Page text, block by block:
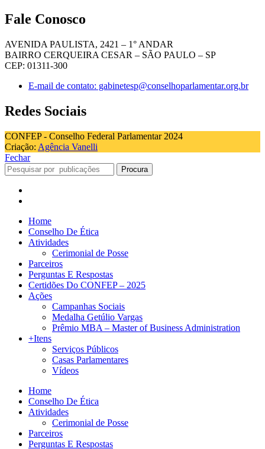
Fale Conosco
AVENIDA PAULISTA, 2421 – 1° ANDAR
BAIRRO CERQUEIRA CESAR – SÃO PAULO – SP
CEP: 01311-300
E-mail de contato: gabinetesp@conselhoparlamentar.org.br
Redes Sociais
CONFEP - Conselho Federal Parlamentar 2024
Criação: Agência Vanelli
Fechar
Procura
Home
Conselho De Ética
Atividades
Cerimonial de Posse
Parceiros
Perguntas E Respostas
Certidões Do CONFEP – 2025
Ações
Campanhas Sociais
Medalha Getúlio Vargas
Prêmio MBA – Master of Business Administration
+Itens
Serviços Públicos
Casas Parlamentares
Vídeos
Home
Conselho De Ética
Atividades
Cerimonial de Posse
Parceiros
Perguntas E Respostas